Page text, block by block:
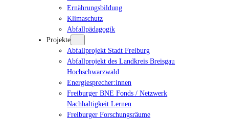
Ernährungsbildung
Klimaschutz
Abfallpädagogik
Projekte
Abfallprojekt Stadt Freiburg
Abfallprojekt des Landkreis Breisgau
Hochschwarzwald
Energiesprecher:innen
Freiburger BNE Fonds / Netzwerk
Nachhaltigkeit Lernen
Freiburger Forschungsräume